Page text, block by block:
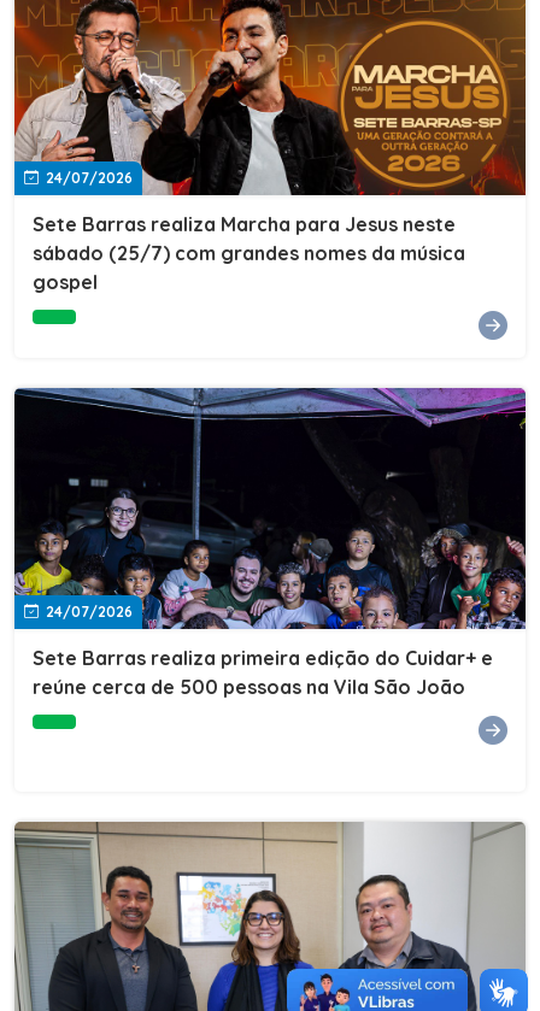
24/07/2026
Sete Barras realiza Marcha para Jesus neste
sábado (25/7) com grandes nomes da música
gospel
24/07/2026
Sete Barras realiza primeira edição do Cuidar+ e
reúne cerca de 500 pessoas na Vila São João